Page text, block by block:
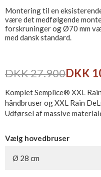
Montering til en
være det medfølgende
forskruninger og Ø70 mm
med dansk standard.
DKK 27.900DKK
Komplet Semplice® XXL
håndbruser og XXL Rain
Udførsel af massive
Vælg hovedbruser
Ø 28 cm